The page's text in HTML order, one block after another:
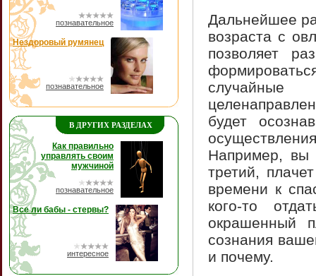
познавательное
Нездоровый румянец
познавательное
В ДРУГИХ РАЗДЕЛАХ
Как правильно
управлять своим
мужчиной
познавательное
Все ли бабы - стервы?
интересное
Дальнейшее
возраста с
позволяет
случайные
будет
Например, вы
третий,
времени к
кого-то
окрашенный
сознания
и почему.